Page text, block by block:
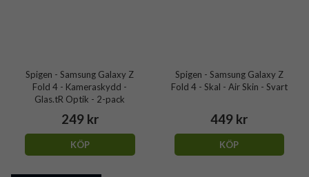
Spigen - Samsung Galaxy Z
Fold 4 - Kameraskydd -
Glas.tR Optik - 2-pack
249 kr
KÖP
Spigen - Samsung Galaxy Z
Fold 4 - Skal - Air Skin - Svart
449 kr
KÖP